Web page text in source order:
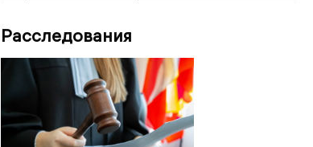
Расследования